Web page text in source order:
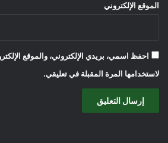
الموقع الإلكتروني
احفظ اسمي، بريدي الإلكتروني، والموقع
لاستخدامها المرة المقبلة في تعليقي.